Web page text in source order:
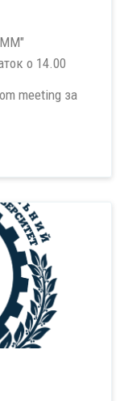
о 14.00
meeting за